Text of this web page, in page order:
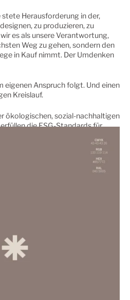
Herausforderung in der,
zu produzieren, zu
es als unsere Verantwortung,
Weg zu gehen, sondern den
in Kauf nimmt. Der Umdenken
eigenen Anspruch folgt. Und einen
Kreislauf.
ökologischen, sozial-nachhaltigen
die ESG-Standards für
und setzen auf den
der Stoffe bis hin zu den
wir uns vor Ort in Portugal ein